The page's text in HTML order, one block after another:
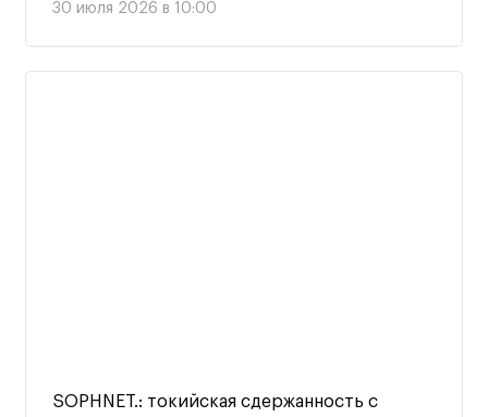
30 июля 2026 в 10:00
SOPHNET.: токийская сдержанность с